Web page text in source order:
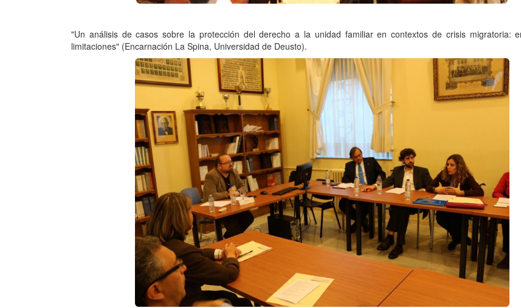
"Un análisis de casos sobre la protección del derecho a la unidad familiar en contextos de crisis migratoria:
limitaciones" (Encarnación La Spina, Universidad de Deusto).